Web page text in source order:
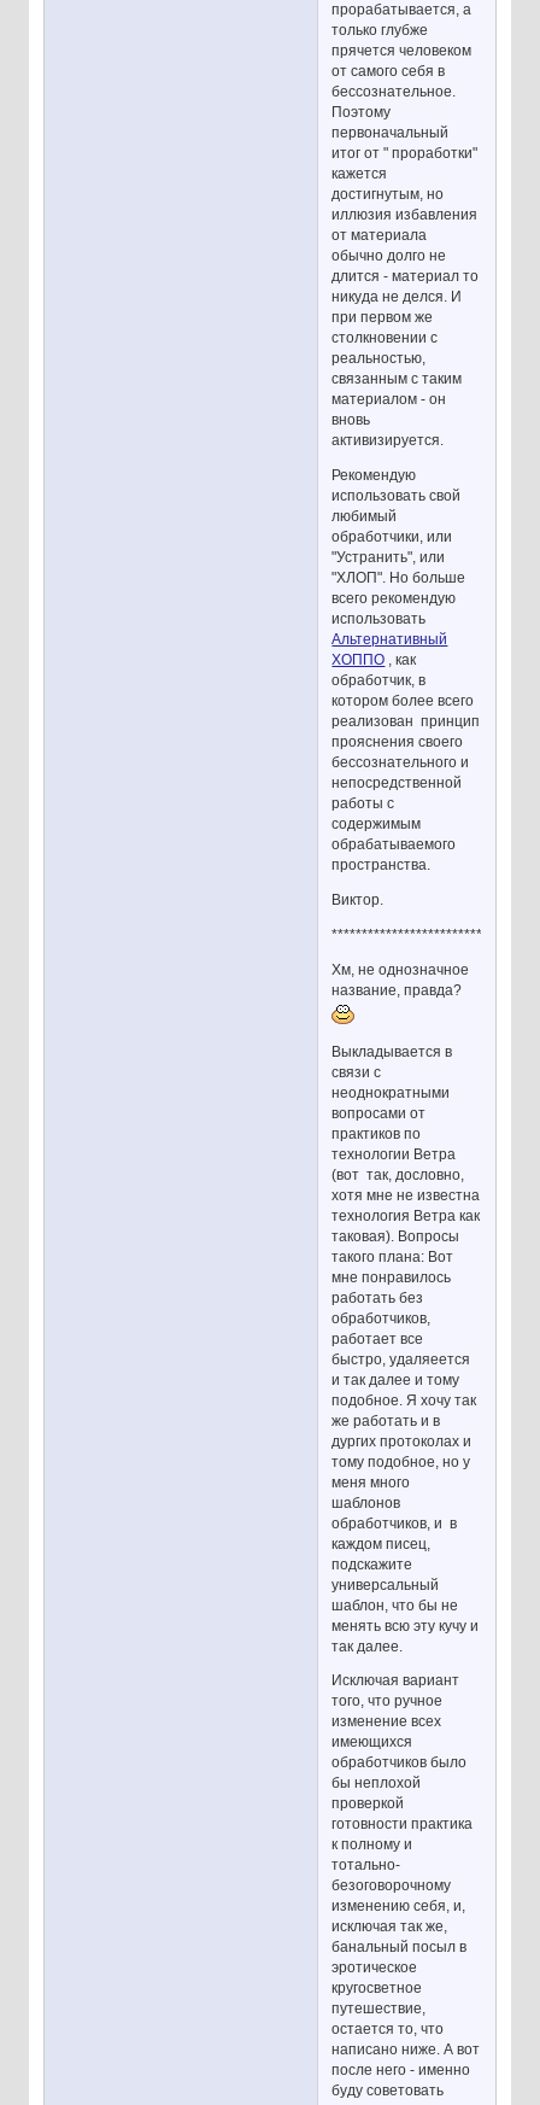
прорабатывается, а
только глубже
прячется человеком
от самого себя в
бессознательное.
Поэтому
первоначальный
итог от " проработки"
кажется
достигнутым, но
иллюзия избавления
от материала
обычно долго не
длится - материал то
никуда не делся. И
при первом же
столкновении с
реальностью,
связанным с таким
материалом - он
вновь
активизируется.
Рекомендую
использовать свой
любимый
обработчики, или
"Устранить", или
"ХЛОП". Но больше
всего рекомендую
использовать
Альтернативный
ХОППО , как
обработчик, в
котором более всего
реализован принцип
прояснения своего
бессознательного и
непосредственной
работы с
содержимым
обрабатываемого
пространства.
Виктор.
Хм, не однозначное
название, правда?
Выкладывается в
связи с
неоднократными
вопросами от
практиков по
технологии Ветра
(вот так, дословно,
хотя мне не известна
технология Ветра как
таковая). Вопросы
такого плана: Вот
мне понравилось
работать без
обработчиков,
работает все
быстро, удаляеется
и так далее и тому
подобное. Я хочу так
же работать и в
дургих протоколах и
тому подобное, но у
меня много
шаблонов
обработчиков, и в
каждом писец,
подскажите
универсальный
шаблон, что бы не
менять всю эту кучу и
так далее.
Исключая вариант
того, что ручное
изменение всех
имеющихся
обработчиков было
бы неплохой
проверкой
готовности практика
к полному и
тотально-
безоговорочному
изменению себя, и,
исключая так же,
банальный посыл в
эротическое
кругосветное
путешествие,
остается то, что
написано ниже. А вот
после него - именно
буду советовать